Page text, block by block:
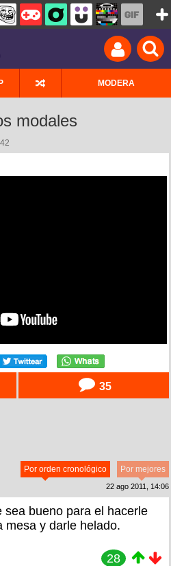
MODERA
modales
35
Por mejores
Por orden cronológico
22 ago 2011, 14:06
sea bueno para el hacerle
mesa y darle helado.
28